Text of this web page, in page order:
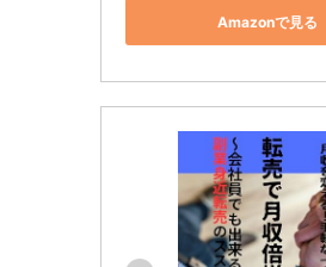
Amazonで見る